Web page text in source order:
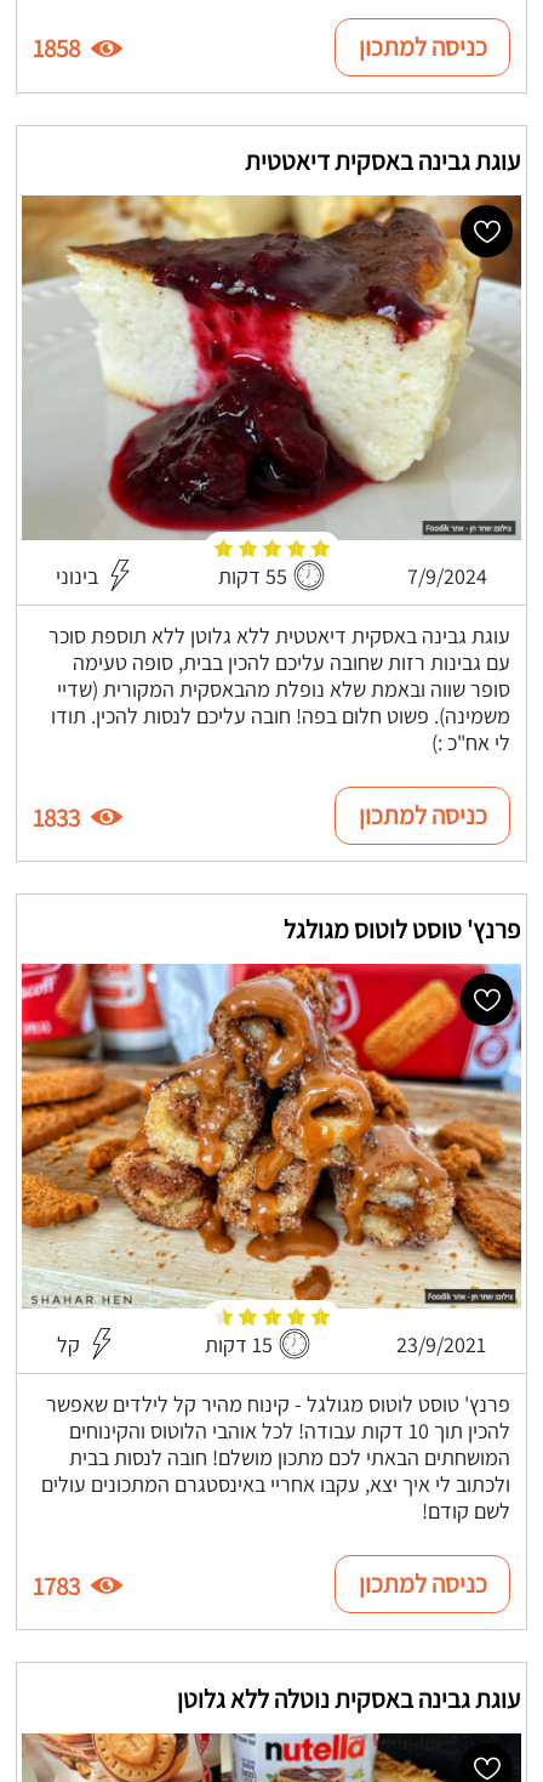
כניסה למתכון 1858
עוגת גבינה באסקית דיאטטית
7/9/2024 55 דקות בינוני
עוגת גבינה באסקית דיאטטית ללא גלוטן ללא תוספת סוכר
עם גבינות רזות שחובה עליכם להכין בבית, סופה טעימה
סופר שווה ובאמת שלא נופלת מהבאסקית המקורית (שדיי
משמינה). פשוט חלום בפה! חובה עליכם לנסות להכין. תודו
לי אח"כ :)
כניסה למתכון 1833
פרנץ' טוסט לוטוס מגולגל
23/9/2021 15 דקות קל
פרנץ' טוסט לוטוס מגולגל - קינוח מהיר קל לילדים שאפשר
להכין תוך 10 דקות עבודה! לכל אוהבי הלוטוס והקינוחים
המושחתים הבאתי לכם מתכון מושלם! חובה לנסות בבית
ולכתוב לי איך יצא, עקבו אחריי באינסטגרם המתכונים עולים
לשם קודם!
כניסה למתכון 1783
עוגת גבינה באסקית נוטלה ללא גלוטן